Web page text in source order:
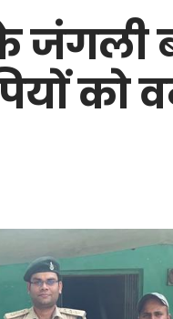
के
को